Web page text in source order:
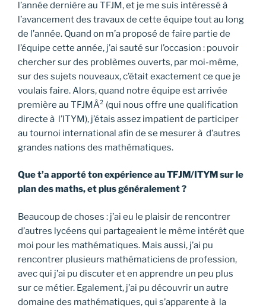
l’année dernière au TFJM, et je me suis intéressé à
l’avancement des travaux de cette équipe tout au long
de l’année. Quand on m’a proposé de faire partie de
l’équipe cette année, j’ai sauté sur l’occasion : pouvoir
chercher sur des problèmes ouverts, par moi-même,
sur des sujets nouveaux, c’était exactement ce que je
voulais faire. Alors, quand notre équipe est arrivée
première au TFJMÂ² (qui nous offre une qualification
directe à l’ITYM), j’étais assez impatient de participer
au tournoi international afin de se mesurer à d’autres
grandes nations des mathématiques.
Que t’a apporté ton expérience au TFJM/ITYM sur le
plan des maths, et plus généralement ?
Beaucoup de choses : j’ai eu le plaisir de rencontrer
d’autres lycéens qui partageaient le même intérêt que
moi pour les mathématiques. Mais aussi, j’ai pu
rencontrer plusieurs mathématiciens de profession,
avec qui j’ai pu discuter et en apprendre un peu plus
sur ce métier. Egalement, j’ai pu découvrir un autre
domaine des mathématiques, qui s’apparente à la